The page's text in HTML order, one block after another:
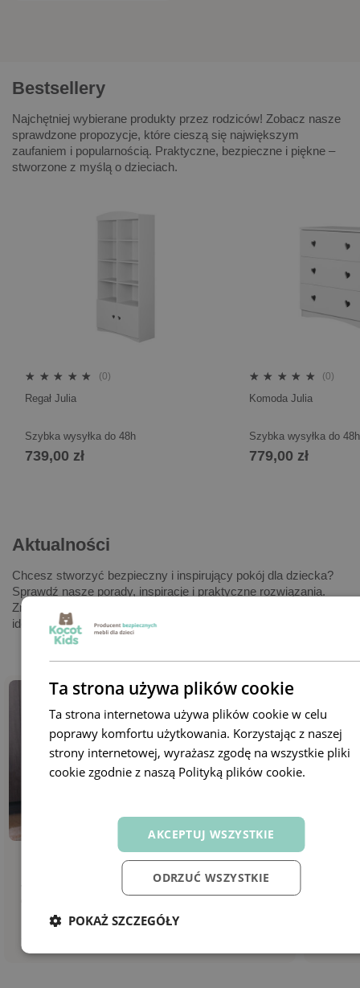
Bestsellery
Najchętniej wybierane produkty przez rodziców! Zobacz nasze
sprawdzone propozycje, które cieszą się największym
zaufaniem i popularnością. Praktyczne, bezpieczne i piękne –
stworzone z myślą o dzieciach.
(0)
Regał Julia
Szybka wysyłka do 48h
739,00 zł
(0)
Komoda Julia
Szybka wysyłka do 48h
779,00 zł
Aktualności
Chcesz stworzyć bezpieczny i inspirujący pokój dla dziecka?
Sprawdź nasze porady, inspiracje i praktyczne rozwiązania.
Znajdziesz tu wszystko, czego potrzebujesz, by urządzić
idealną przestrzeń dla swojej pociechy.
09 października 2024
Jak urządzić kącik relaksacyjny w pokoju
dziecka? 10 najważniejszych zasad
Ta strona używa plików cookie
Ta strona internetowa używa plików cookie w celu
poprawy komfortu użytkowania. Korzystając z naszej
strony internetowej, wyrażasz zgodę na wszystkie pliki
cookie zgodnie z naszą Polityką plików cookie.
AKCEPTUJ WSZYSTKIE
ODRZUĆ WSZYSTKIE
POKAŻ SZCZEGÓŁY